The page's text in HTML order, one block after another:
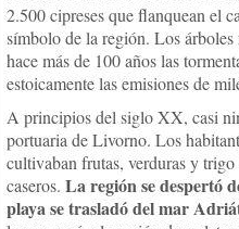
2.500 cipreses que flanquean el
símbolo de la región. Los árboles
hace más de 100 años las
estoicamente las emisiones de
A principios del siglo XX, casi
portuaria de Livorno. Los
cultivaban frutas, verduras y
caseros. La región se despertó
playa se trasladó del mar